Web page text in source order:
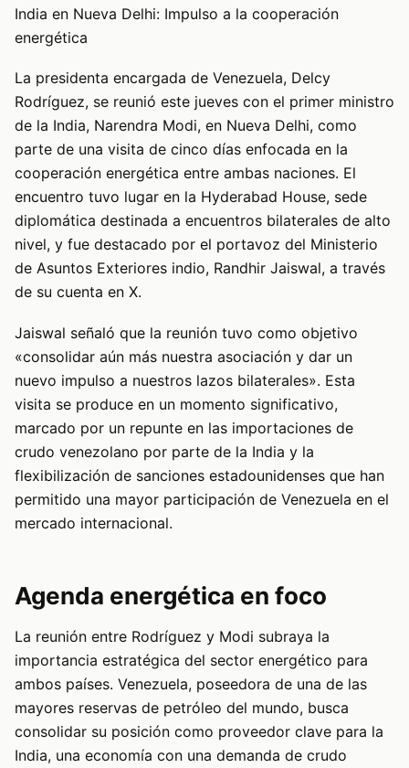
India en Nueva Delhi: Impulso a la cooperación
energética
La presidenta encargada de Venezuela, Delcy
Rodríguez, se reunió este jueves con el primer ministro
de la India, Narendra Modi, en Nueva Delhi, como
parte de una visita de cinco días enfocada en la
cooperación energética entre ambas naciones. El
encuentro tuvo lugar en la Hyderabad House, sede
diplomática destinada a encuentros bilaterales de alto
nivel, y fue destacado por el portavoz del Ministerio
de Asuntos Exteriores indio, Randhir Jaiswal, a través
de su cuenta en X.
Jaiswal señaló que la reunión tuvo como objetivo
«consolidar aún más nuestra asociación y dar un
nuevo impulso a nuestros lazos bilaterales». Esta
visita se produce en un momento significativo,
marcado por un repunte en las importaciones de
crudo venezolano por parte de la India y la
flexibilización de sanciones estadounidenses que han
permitido una mayor participación de Venezuela en el
mercado internacional.
Agenda energética en foco
La reunión entre Rodríguez y Modi subraya la
importancia estratégica del sector energético para
ambos países. Venezuela, poseedora de una de las
mayores reservas de petróleo del mundo, busca
consolidar su posición como proveedor clave para la
India, una economía con una demanda de crudo